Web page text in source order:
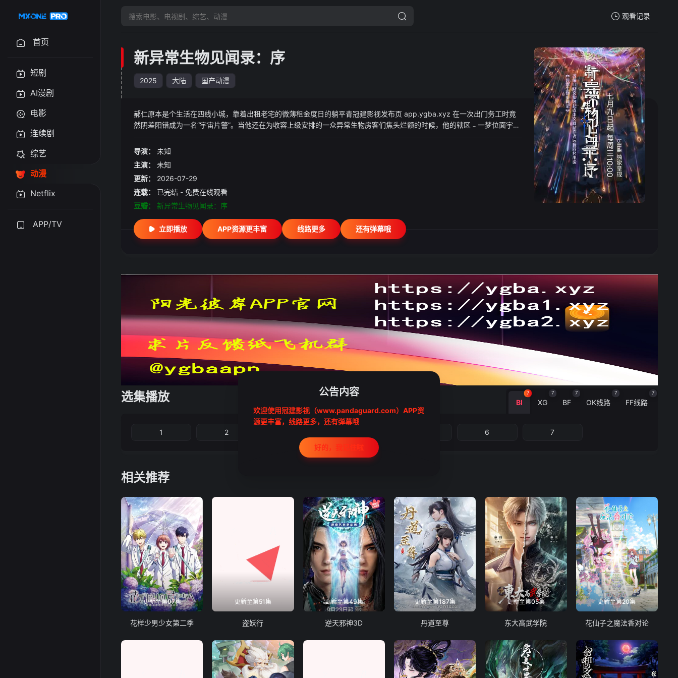
观看记录
暂无观看影片的记录
首页
短剧
AI漫剧
电影
连续剧
综艺
动漫
Netflix
APP/TV
新异常生物见闻录：序
2025 大陆 国产动漫
郝仁原本是个生活在四线小城，靠着出租老宅的微薄租金度日的躺平青冠建影视发布页 app.ygba.xyz 在一次出门务工时竟
然阴差阳错成为一名“宇宙片警”。当他还在为收容上级安排的一众异常生物房客们焦头烂额的时候，他的辖区﹣一梦位面宇
郝仁调查的深入，长子灭世天灾、创世女神陨落，一个接一个尘封万年的惊天大案轰炸着他本就不擅长拐弯的脑回路，郝仁
导演：
未知
主演：
未知
更新：
2026-07-29
连载：
已完结 - 免费在线观看
豆瓣：
新异常生物见闻录：序
立即播放 APP资源更丰富 线路更多 还有弹幕哦
选集播放 BI
7
XG
7
BF
7
OK线路
7
FF线路
7
1 2 6 7
相关推荐
更新至第07集
花样少男少女第二季
更新至第51集
盗妖行
更新至第49集
逆天邪神3D
更新至第187集
丹道至尊
更新至第05集
东大高武学院
更新至第20集
花仙子之魔法香对论
公告内容
欢迎使用冠建影视（www.pandaguard.com）APP资
源更丰富，线路更多，还有弹幕哦
好的，我记住啦